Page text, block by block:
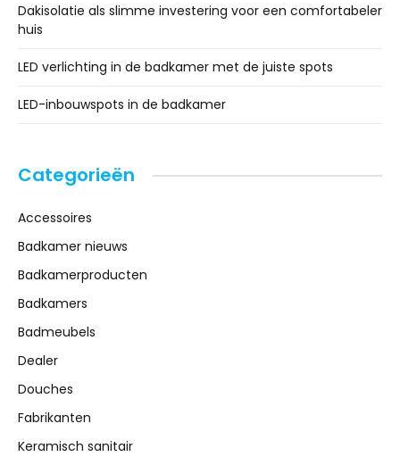
Dakisolatie als slimme investering voor een comfortabeler
huis
LED verlichting in de badkamer met de juiste spots
LED-inbouwspots in de badkamer
Categorieën
Accessoires
Badkamer nieuws
Badkamerproducten
Badkamers
Badmeubels
Dealer
Douches
Fabrikanten
Keramisch sanitair